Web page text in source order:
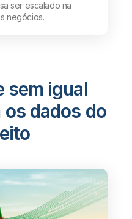
ser escalado na
negócios.
sem igual
os dados do